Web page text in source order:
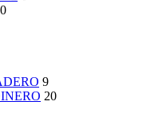
9
20